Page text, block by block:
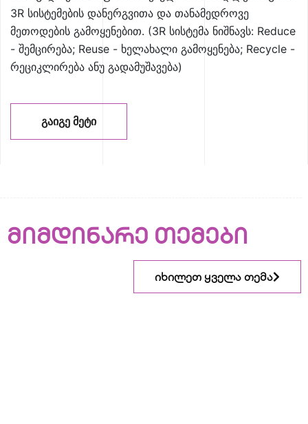
3R სისტემების დანერგვითა და თანამედროვე
მეთოდების გამოყენებით. (3R სისტემა ნიშნავს: Reduce
- შემცირება; Reuse - ხელახალი გამოყენება; Recycle -
რეციკლირება ანუ გადამუშავება)
ᲒᲐᲘᲒᲔ ᲛᲔᲢᲘ
მიმდინარე თემები
იხილეთ ყველა თემა